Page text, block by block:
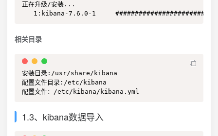
正在升级/安装...
1:kibana-7.6.0-1
相关目录
安装目录:/usr/share/kibana
配置文件目录:/etc/kibana
配置文件：/etc/kibana/kibana.yml
1.3、kibana数据导入